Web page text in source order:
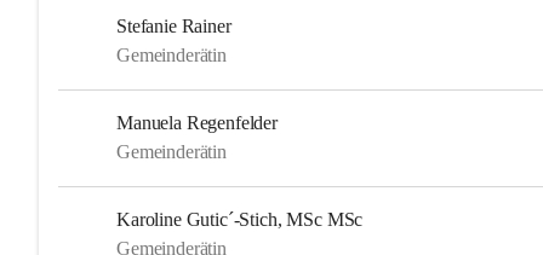
Stefanie Rainer
Gemeinderätin
Manuela Regenfelder
Gemeinderätin
Karoline Gutic´-Stich, MSc MSc
Gemeinderätin